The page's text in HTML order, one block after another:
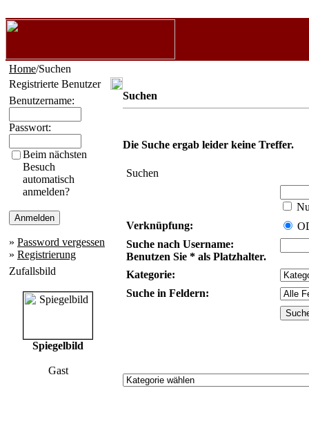
Home/Suchen
Registrierte Benutzer
Benutzername:
Passwort:
Beim nächsten
Besuch
automatisch
anmelden?
» Password vergessen
» Registrierung
Zufallsbild
Spiegelbild
Gast
Suchen
Die Suche ergab leider keine Treffer.
Suchen
Verknüpfung:
Suche nach Username:
Benutzen Sie * als Platzhalter.
Kategorie:
Suche in Feldern: